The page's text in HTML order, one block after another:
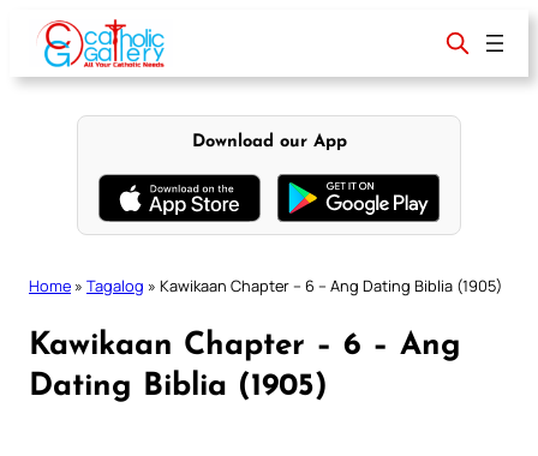
content
Download our App
Home » Tagalog » Kawikaan Chapter – 6 – Ang Dating Biblia (1905)
Kawikaan Chapter – 6 – Ang
Dating Biblia (1905)